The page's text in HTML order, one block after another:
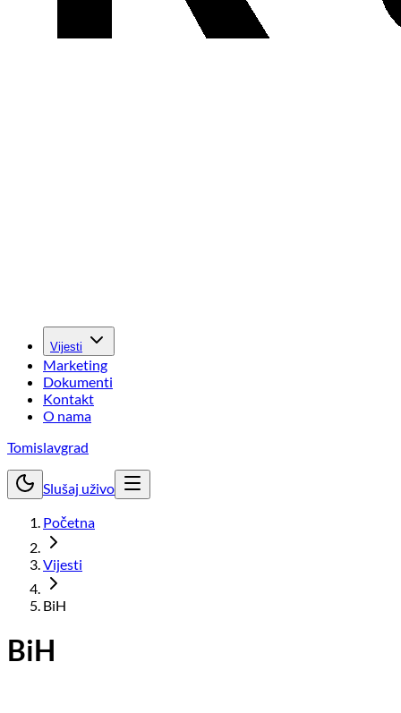
Vijesti
Marketing
Dokumenti
Kontakt
O nama
Tomislavgrad
Slušaj uživo
Početna
Vijesti
BiH
BiH